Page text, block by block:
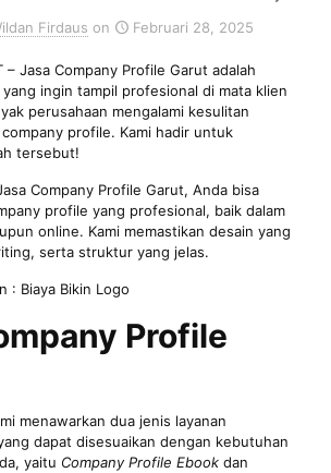
Firdaus on Februari 28, 2025
– Jasa Company Profile Garut adalah
ingin tampil profesional di mata klien
perusahaan mengalami kesulitan
profile. Kami hadir untuk
tersebut!
Company Profile Garut, Anda bisa
profile yang profesional, baik dalam
online. Kami memastikan desain yang
serta struktur yang jelas.
: Biaya Bikin Logo
Profile
menawarkan dua jenis layanan
dapat disesuaikan dengan kebutuhan
yaitu Company Profile Ebookdan